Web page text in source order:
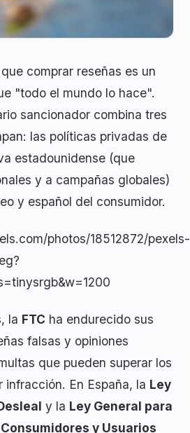
comprar reseñas es un
"todo el mundo lo hace".
sancionador combina tres
las políticas privadas de
estadounidense (que
y a campañas globales)
y español del consumidor.
photos/18512872/pexels-
la FTC ha endurecido sus
falsas y opiniones
que pueden superar los
En España, la Ley
y la Ley General para
y Usuarios